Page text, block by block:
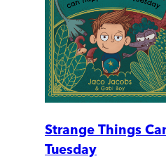
Strange Things
Tuesday